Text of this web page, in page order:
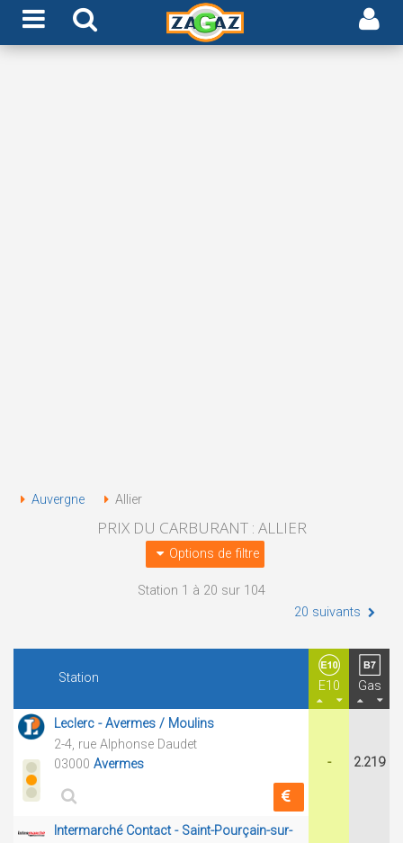
Auvergne Allier
PRIX DU CARBURANT : ALLIER
Options de filtre
Station 1 à 20 sur 104
20 suivants
Station
E10 Gas
Leclerc - Avermes / Moulins
2-4, rue Alphonse Daudet
03000 Avermes - 2.219
Intermarché Contact - Saint-Pourçain-sur-